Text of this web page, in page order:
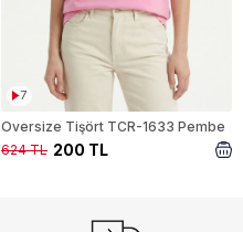
7
Oversize Tişört TCR-1633 Pembe
200 TL
624 TL